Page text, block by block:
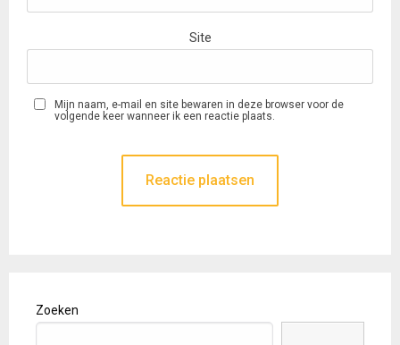
Site
Mijn naam, e-mail en site bewaren in deze browser voor de
volgende keer wanneer ik een reactie plaats.
Zoeken